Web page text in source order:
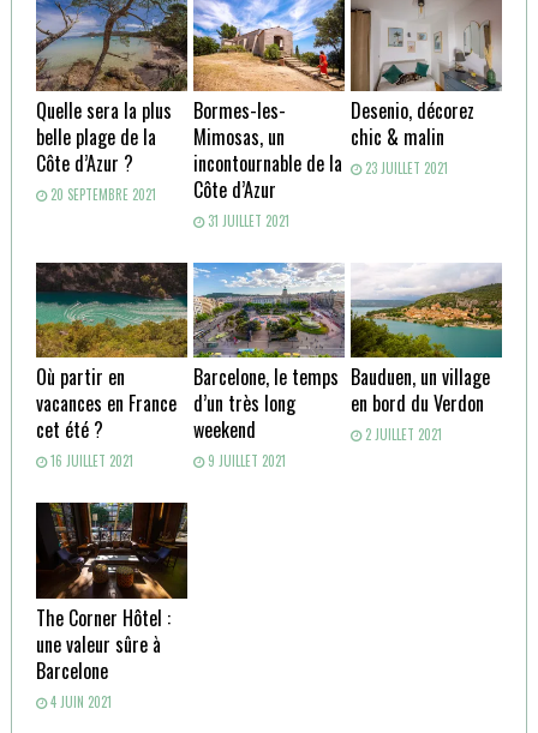
Quelle sera la plus
belle plage de la
Côte d’Azur ?
20 SEPTEMBRE 2021
Bormes-les-
Mimosas, un
incontournable de la
Côte d’Azur
31 JUILLET 2021
Desenio, décorez
chic & malin
23 JUILLET 2021
Où partir en
vacances en France
cet été ?
16 JUILLET 2021
Barcelone, le temps
d’un très long
weekend
9 JUILLET 2021
Bauduen, un village
en bord du Verdon
2 JUILLET 2021
The Corner Hôtel :
une valeur sûre à
Barcelone
4 JUIN 2021